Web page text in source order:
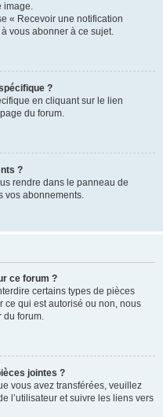
image.
« Recevoir une notification
vous abonner à ce sujet.
?
en cliquant sur le lien
du forum.
?
rendre dans le panneau de
vos abonnements.
ce forum ?
certains types de pièces
ce qui est autorisé ou non, nous
du forum.
jointes ?
vous avez transférées, veuillez
l’utilisateur et suivre les liens vers